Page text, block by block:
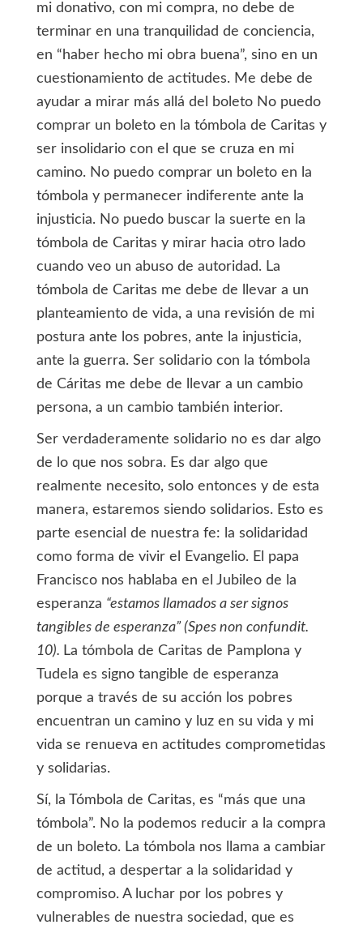
mi donativo, con mi compra, no debe de
terminar en una tranquilidad de conciencia,
en “haber hecho mi obra buena”, sino en un
cuestionamiento de actitudes. Me debe de
ayudar a mirar más allá del boleto No puedo
comprar un boleto en la tómbola de Caritas y
ser insolidario con el que se cruza en mi
camino. No puedo comprar un boleto en la
tómbola y permanecer indiferente ante la
injusticia. No puedo buscar la suerte en la
tómbola de Caritas y mirar hacia otro lado
cuando veo un abuso de autoridad. La
tómbola de Caritas me debe de llevar a un
planteamiento de vida, a una revisión de mi
postura ante los pobres, ante la injusticia,
ante la guerra. Ser solidario con la tómbola
de Cáritas me debe de llevar a un cambio
persona, a un cambio también interior.
Ser verdaderamente solidario no es dar algo
de lo que nos sobra. Es dar algo que
realmente necesito, solo entonces y de esta
manera, estaremos siendo solidarios. Esto es
parte esencial de nuestra fe: la solidaridad
como forma de vivir el Evangelio. El papa
Francisco nos hablaba en el Jubileo de la
esperanza “estamos llamados a ser signos
tangibles de esperanza” (Spes non confundit.
10). La tómbola de Caritas de Pamplona y
Tudela es signo tangible de esperanza
porque a través de su acción los pobres
encuentran un camino y luz en su vida y mi
vida se renueva en actitudes comprometidas
y solidarias.
Sí, la Tómbola de Caritas, es “más que una
tómbola”. No la podemos reducir a la compra
de un boleto. La tómbola nos llama a cambiar
de actitud, a despertar a la solidaridad y
compromiso. A luchar por los pobres y
vulnerables de nuestra sociedad, que es